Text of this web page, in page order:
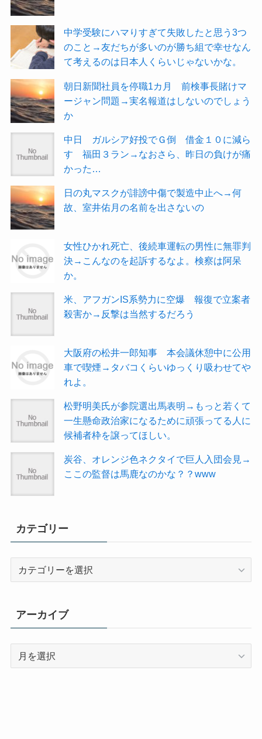
中学受験にハマりすぎて失敗したと思う3つ
のこと→友だちが多いのが勝ち組で幸せなん
て考えるのは日本人くらいじゃないかな。
朝日新聞社員を停職1カ月 前検事長賭けマ
ージャン問題→実名報道はしないのでしょう
か
中日 ガルシア好投でＧ倒 借金１０に減ら
す 福田３ラン→なおさら、昨日の負けが痛
かった…
日の丸マスクが誹謗中傷で製造中止へ→何
故、室井佑月の名前を出さないの
女性ひかれ死亡、後続車運転の男性に無罪判
決→こんなのを起訴するなよ。検察は阿呆
か。
米、アフガンIS系勢力に空爆 報復で立案者
殺害か→反撃は当然するだろう
大阪府の松井一郎知事 本会議休憩中に公用
車で喫煙→タバコくらいゆっくり吸わせてや
れよ。
松野明美氏が参院選出馬表明→もっと若くて
一生懸命政治家になるために頑張ってる人に
候補者枠を譲ってほしい。
炭谷、オレンジ色ネクタイで巨人入団会見→
ここの監督は馬鹿なのかな？？www
カテゴリー
ー
アーカイブ